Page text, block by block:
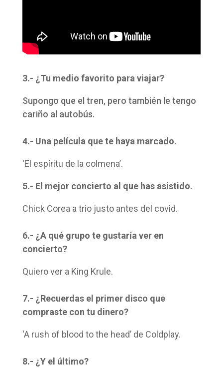
3.- ¿Tu medio favorito para viajar?
Supongo que el tren, pero también le tengo
cariño al autobús.
4.- Una película que te haya marcado.
‘El espíritu de la colmena’.
5.- El mejor concierto al que has asistido.
Chick Corea a trio justo antes del covid.
6.- ¿A qué grupo te gustaría ver en
concierto?
Quiero ver a King Krule.
7.- ¿Recuerdas el primer disco que
compraste con tu dinero?
‘A rush of blood to the head’ de Coldplay.
8.- ¿Y el último?